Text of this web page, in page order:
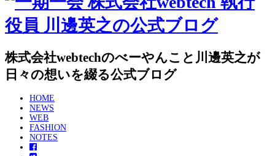
株式会社webtechのべーやんこと川邊英之が
日々の想いを綴る公式ブログ
HOME
NEWS
WEB
FASHION
NOTES